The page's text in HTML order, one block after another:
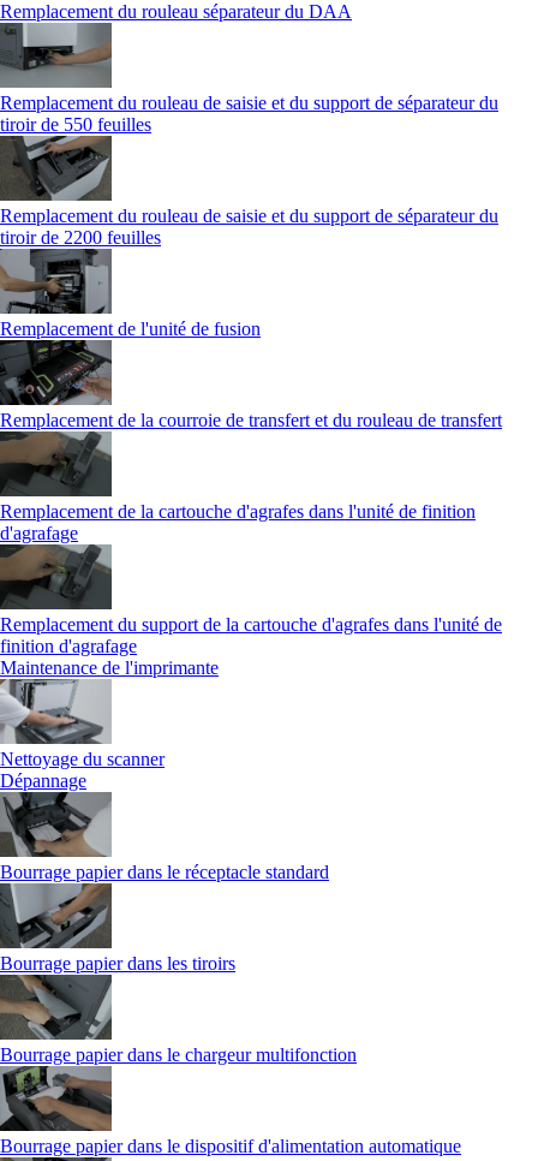
Remplacement du rouleau séparateur du DAA
Remplacement du rouleau de saisie et du support de séparateur du
tiroir de 550 feuilles
Remplacement du rouleau de saisie et du support de séparateur du
tiroir de 2200 feuilles
Remplacement de l'unité de fusion
Remplacement de la courroie de transfert et du rouleau de transfert
Remplacement de la cartouche d'agrafes dans l'unité de finition
d'agrafage
Remplacement du support de la cartouche d'agrafes dans l'unité de
finition d'agrafage
Maintenance de l'imprimante
Nettoyage du scanner
Dépannage
Bourrage papier dans le réceptacle standard
Bourrage papier dans les tiroirs
Bourrage papier dans le chargeur multifonction
Bourrage papier dans le dispositif d'alimentation automatique